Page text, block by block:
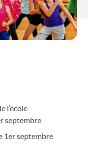
l’école
septembre
1er septembre